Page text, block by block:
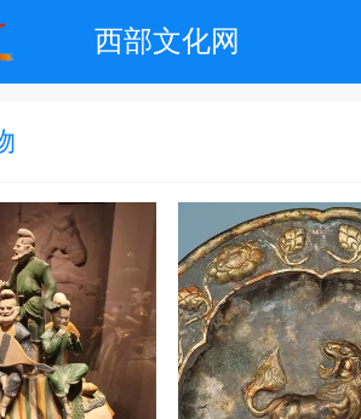
西部文化网